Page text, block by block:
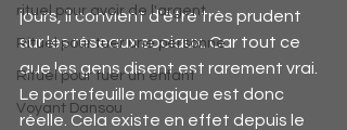
rituel pour avoir de l'argent
Rituel pour tuer une personne
Rituel pour tuer un enfant
Voyant Dansou
jours, il convient d'être très prudent
sur les réseaux sociaux. Car tout ce
que les gens disent est rarement vrai.
Le portefeuille magique est donc
réelle. Cela existe en effet depuis le